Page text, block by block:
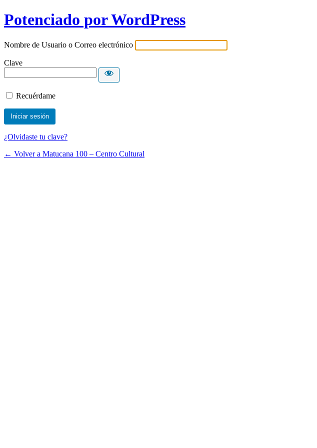
Potenciado por WordPress
Nombre de Usuario o Correo electrónico
Clave
Recuérdame
¿Olvidaste tu clave?
← Volver a Matucana 100 – Centro Cultural